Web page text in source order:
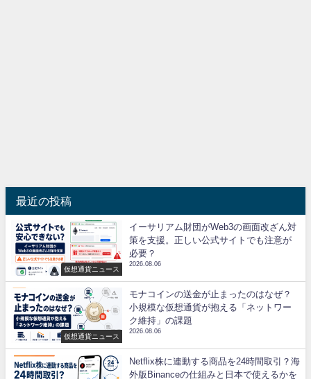
最近の投稿
仮想通貨ニュース
イーサリアム財団がWeb3の画面改ざん対
策を支援。正しい公式サイトでも注意が
必要？
2026.08.06
仮想通貨ニュース
モナコインの送金が止まったのはなぜ？
小規模な仮想通貨が抱える「ネットワー
ク維持」の課題
2026.08.06
Netflix株に連動する商品を24時間取引？海
外版Binanceの仕組みと日本で使えるかを